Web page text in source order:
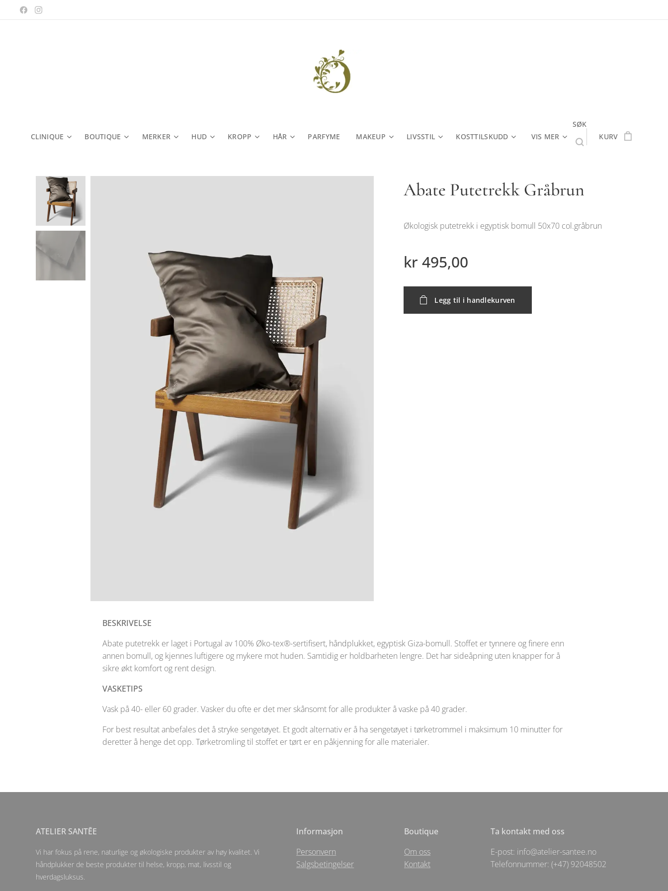
CLINIQUE BOUTIQUE MERKER HUD KROPP HÅR PARFYME MAKEUP LIVSSTIL KOSTTILSKUDD VIS MER
SØK
KURV
Abate Putetrekk Gråbrun
Økologisk putetrekk i egyptisk bomull 50x70 col.gråbrun
kr 495,00
Legg til i handlekurven
BESKRIVELSE
Abate putetrekk er laget i Portugal av 100% Øko-tex®-sertifisert, håndplukket, egyptisk Giza-bomull. Stoffet er tynnere og finere enn
annen bomull, og kjennes luftigere og mykere mot huden. Samtidig er holdbarheten lengre. Det har sideåpning uten knapper for å
sikre økt komfort og rent design.
VASKETIPS
Vask på 40- eller 60 grader. Vasker du ofte er det mer skånsomt for alle produkter å vaske på 40 grader.
For best resultat anbefales det å stryke sengetøyet. Et godt alternativ er å ha sengetøyet i tørketrommel i maksimum 10 minutter for
deretter å henge det opp. Tørketromling til stoffet er tørt er en påkjenning for alle materialer.
ATELIER SANTĒE
Vi har fokus på rene, naturlige og økologiske produkter av høy kvalitet. Vi
håndplukker de beste produkter til helse, kropp, mat, livsstil og
hverdagsluksus.
Informasjon
Personvern
Salgsbetingelser
Boutique
Om oss
Kontakt
Ta kontakt med oss
E-post: info@atelier-santee.no
Telefonnummer: (+47) 92048502